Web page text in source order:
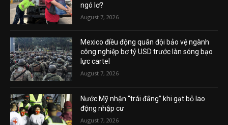
ngó lơ?
August 7, 2026
Mexico điều động quân đội bảo vệ ngành
công nghiệp bơ tỷ USD trước làn sóng bạo
lực cartel
August 7, 2026
Nước Mỹ nhận “trái đắng” khi gạt bỏ lao
động nhập cư
August 7, 2026